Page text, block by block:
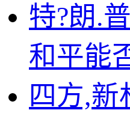
特?朗.
和平能
四方,